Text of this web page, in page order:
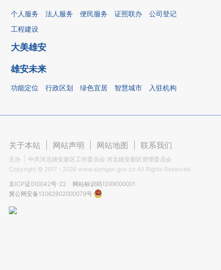
个人服务 法人服务 便民服务 证照联办
公司登记
工程建设
大美雄安
雄安未来
功能定位 行政区划 绿色宜居 智慧城市 入驻机构
关于本站 网站声明 网站地图 联系我们
主办
中共河北雄安新区工作委员会 河北雄安新区管理委员会
Copyright © 2017 - 2026 www.xiongan.gov.cn All Rights Reserved.
京ICP证010042号-22
网站标识码1399000001
冀公网安备13062902000079号